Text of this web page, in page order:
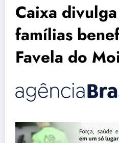
Caixa
famílias
Favela do